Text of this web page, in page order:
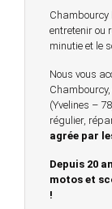
Chambourcy
entretenir ou
minutie et le
Nous vous
(Yvelines –
régulier,
agrée par
Depuis 20
motos et
!